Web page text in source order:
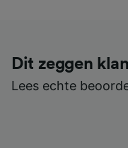
Dit zeggen
Lees echte